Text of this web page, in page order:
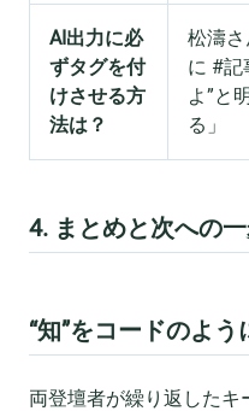
AI出力に必
ずタグを付
けさせる方
法は？
松濤
に #記
よ”と
る」
4. まとめと次への
“知”をコードのよ
両登壇者が繰り返したキ